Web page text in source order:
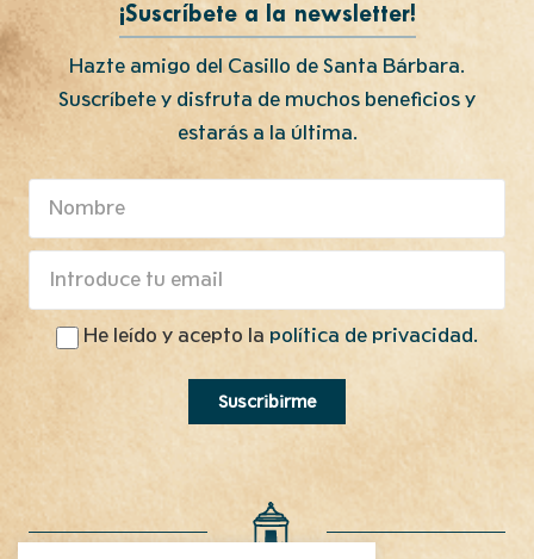
¡Suscríbete a la newsletter!
Hazte amigo del Casillo de Santa Bárbara.
Suscríbete y disfruta de muchos beneficios y
estarás a la última.
He leído y acepto la política de privacidad.